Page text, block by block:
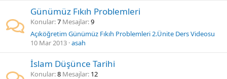
Günümüz Fıkıh Problemleri
Konular 7 Mesajlar 9
Açıköğretim Günümüz Fıkıh Problemleri 2.Ünite Ders Videosu
10 Mar 2013 asah
İslam Düşünce Tarihi
Konular 8 Mesajlar 12